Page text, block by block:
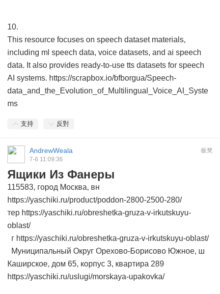
10.
This resource focuses on speech dataset materials,
including ml speech data, voice datasets, and ai speech
data. It also provides ready-to-use tts datasets for speech
AI systems. https://scrapbox.io/bfborgua/Speech-
data_and_the_Evolution_of_Multilingual_Voice_AI_Syste
ms
支持 反對
板凳
AndrewWeala
7-6 11:09:36
Ящики Из Фанеры
115583, город Москва, вн
https://yaschiki.ru/product/poddon-2800-2500-280/
тер https://yaschiki.ru/obreshetka-gruza-v-irkutskuyu-
oblast/
г https://yaschiki.ru/obreshetka-gruza-v-irkutskuyu-oblast/
Муниципальный Округ Орехово-Борисово Южное, ш
Каширское, дом 65, корпус 3, квартира 289
https://yaschiki.ru/uslugi/morskaya-upakovka/